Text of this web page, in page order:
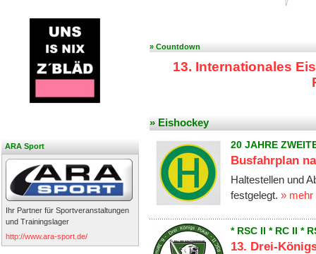
ARA Sport
Ihr Partner für Sportveranstaltungen
und Trainingslager
http://www.ara-sport.de/
» Countdown
13. Internationales
» Eishockey
20 JAHRE
Busfahrplan
Haltestellen und
festgelegt. » mehr
* RSC II * RC II *
13. Drei-